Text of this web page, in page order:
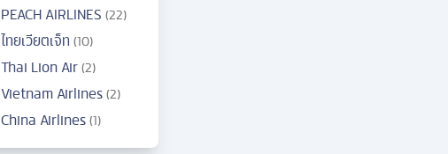
PEACH AIRLINES 22
ไทยเวียตเจ็ท 10
Thai Lion Air 2
Vietnam Airlines 2
China Airlines 1